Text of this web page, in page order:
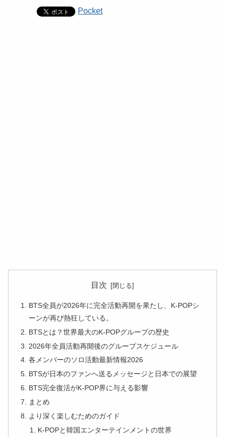
Pocket
目次
BTS全員が2026年に完全活動再開を果たし、K-POPシ
ーンが再び熱狂している。
BTSとは？世界最大のK-POPグループの歴史
2026年全員活動再開後のグループスケジュール
各メンバーのソロ活動最新情報2026
BTSが日本のファンへ送るメッセージと日本での展望
BTS完全復活がK-POP界に与える影響
まとめ
より深く楽しむためのガイド
K-POPと韓国エンターテインメントの世界